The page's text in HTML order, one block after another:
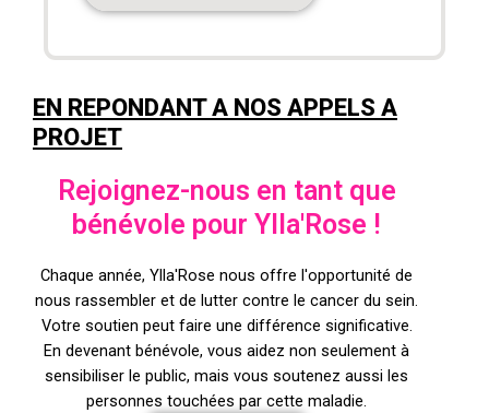
EN REPONDANT A NOS APPELS A
PROJET
Rejoignez-nous en tant que
bénévole pour Ylla'Rose !
Chaque année, Ylla'Rose nous offre l'opportunité de
nous rassembler et de lutter contre le cancer du sein.
Votre soutien peut faire une différence significative.
En devenant bénévole, vous aidez non seulement à
sensibiliser le public, mais vous soutenez aussi les
personnes touchées par cette maladie.